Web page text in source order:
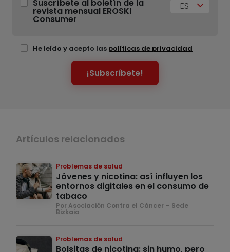
Suscríbete al boletín de la
revista mensual EROSKI
Consumer
ES
He leído y acepto las políticas de privacidad
¡Subscríbete!
Artículos relacionados
Problemas de salud
Jóvenes y nicotina: así influyen los
entornos digitales en el consumo de
tabaco
Por Asociación Contra el Cáncer – Sede
Bizkaia
Problemas de salud
Bolsitas de nicotina: sin humo, pero